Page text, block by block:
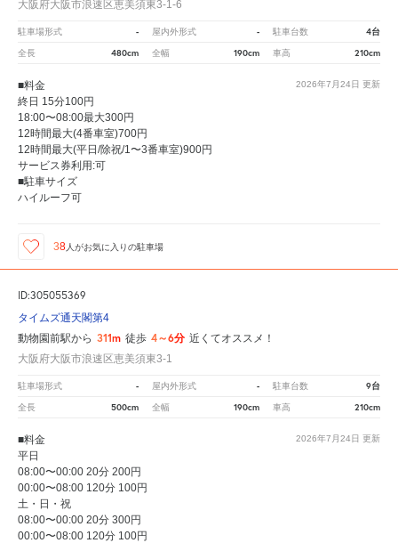
大阪府大阪市浪速区恵美須東3-1-6
駐車場形式 - 屋内外形式 - 駐車台数 4台
全長 480cm 全幅 190cm 車高 210cm
2026年7月24日 更新
■料金
終日 15分100円
18:00〜08:00最大300円
12時間最大(4番車室)700円
12時間最大(平日/除祝/1〜3番車室)900円
サービス券利用:可
■駐車サイズ
ハイルーフ可
38 人がお気に入りの駐車場
ID:305055369
タイムズ通天閣第4
動物園前駅から 311m 徒歩 4～6分 近くてオススメ！
大阪府大阪市浪速区恵美須東3-1
駐車場形式 - 屋内外形式 - 駐車台数 9台
全長 500cm 全幅 190cm 車高 210cm
2026年7月24日 更新
■料金
平日
08:00〜00:00 20分 200円
00:00〜08:00 120分 100円
土・日・祝
08:00〜00:00 20分 300円
00:00〜08:00 120分 100円